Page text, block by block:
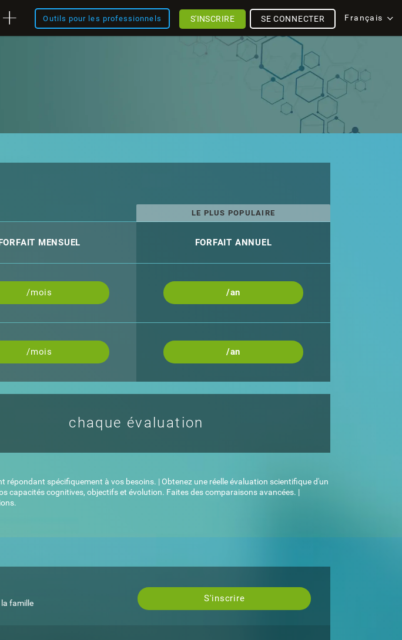
Outils pour les professionnels Français
SE CONNECTER
S'INSCRIRE
MENSUEL
LE PLUS POPULAIRE
FORFAIT ANNUEL
/mois /an
/mois /an
chaque évaluation
spécifiquement à vos besoins. | Obtenez une réelle évaluation scientifique d'un
capacités cognitives, objectifs et évolution. Faites des comparaisons avancées. |
S'inscrire
famille